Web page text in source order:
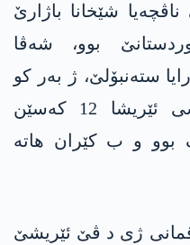
شێخانا باژارێ
بوو، شەڤا
ستەنبۆلێ، ژ بەر کو
ب کوردی دئاخڤی، تووشی ئێریشا 12 کەسێن
بوو و ب کێران ھاتە
ژی د ڤێ ئێریشێ